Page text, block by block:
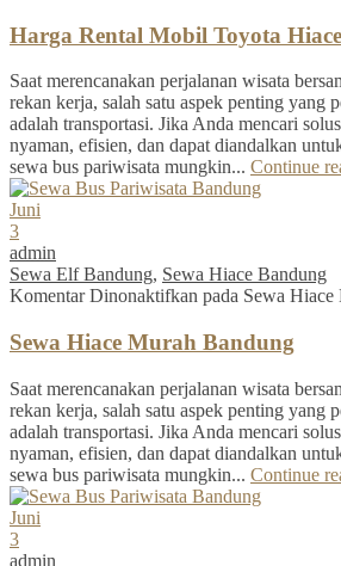
Harga Rental Mobil Toyota Hiace
Saat merencanakan perjalanan wisata
rekan kerja, salah satu aspek penting yang
adalah transportasi. Jika Anda mencari
nyaman, efisien, dan dapat diandalkan
sewa bus pariwisata mungkin... Continue
Juni
3
admin
Sewa Elf Bandung, Sewa Hiace Bandung
Komentar Dinonaktifkan pada Sewa
Sewa Hiace Murah Bandung
Saat merencanakan perjalanan wisata
rekan kerja, salah satu aspek penting yang
adalah transportasi. Jika Anda mencari
nyaman, efisien, dan dapat diandalkan
sewa bus pariwisata mungkin... Continue
Juni
3
admin